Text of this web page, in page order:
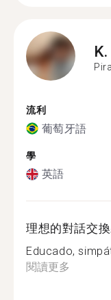
K.
流利
葡萄牙語
學
英語
理想的對話交
Educado,
閱讀更多